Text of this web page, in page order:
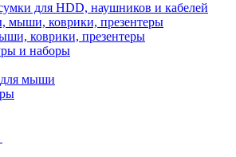
для HDD, наушников и кабелей
коврики, презентеры
и наборы
мыши